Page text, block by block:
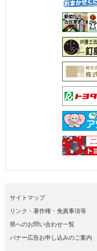
サイトマップ
リンク・著作権・免責事項等
県へのお問い合わせ一覧
バナー広告お申し込みのご案内